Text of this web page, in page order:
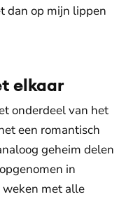
dan op mijn lippen
elkaar
onderdeel van het
een romantisch
geheim delen
in
weken met alle